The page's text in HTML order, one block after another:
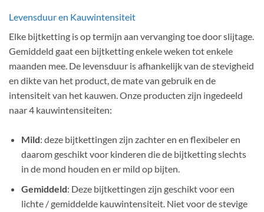
Levensduur en Kauwintensiteit
Elke bijtketting is op termijn aan vervanging toe door slijtage.
Gemiddeld gaat een bijtketting enkele weken tot enkele
maanden mee. De levensduur is afhankelijk van de stevigheid
en dikte van het product, de mate van gebruik en de
intensiteit van het kauwen. Onze producten zijn ingedeeld
naar 4 kauwintensiteiten:
Mild: deze bijtkettingen zijn zachter en en flexibeler en
daarom geschikt voor kinderen die de bijtketting slechts
in de mond houden en er mild op bijten.
Gemiddeld: Deze bijtkettingen zijn geschikt voor een
lichte / gemiddelde kauwintensiteit. Niet voor de stevige